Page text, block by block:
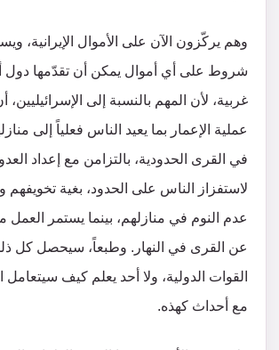
وهم يركّزون الآن على الأموال الإيرانية،
شروط على أي أموال يمكن أن تقدّمها دول
غربية، لأن المهم بالنسبة إلى
عملية الإعمار بما يعيد الناس فعلياً إلى
في القرى الحدودية، بالتزامن مع إعداد
لاستفزاز الناس على الحدود، بغية تخويفهم
عدم النوم في منازلهم، بينما يستمر العمل
عن القرى في النهار. وطبعاً، سيحصل كل
القوات الدولية، ولا أحد يعلم كيف سيتعامل
مع أحداث كهذه.